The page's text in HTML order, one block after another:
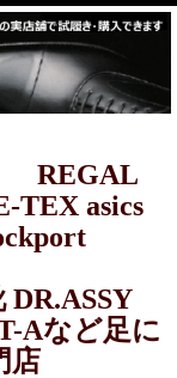
REGAL
TEX asics
DR.ASSY
Aなど足に
店